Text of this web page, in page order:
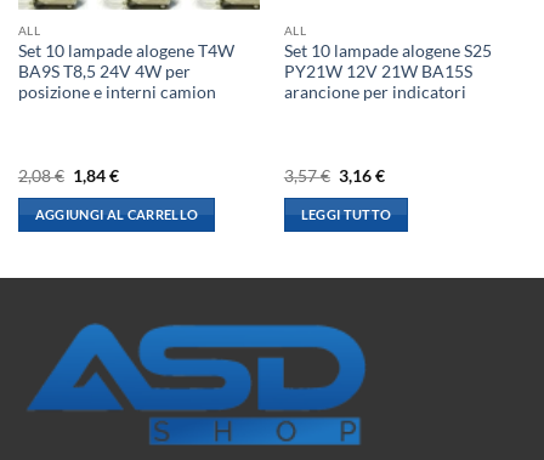
ALL
Set 10 lampade alogene T4W
BA9S T8,5 24V 4W per
posizione e interni camion
2,08€ Il
prezzo
originale
era:
2,08 €.
1,84€Il
attuale
è:
1,84 €.
AGGIUNGI AL CARRELLO
ALL
Set 10 lampade alogene S25
PY21W 12V 21W BA15S
arancione per indicatori
3,57€ Il
prezzo
originale
era:
3,57 €.
3,16€Il
attuale
è:
3,16 €.
LEGGI TUTTO